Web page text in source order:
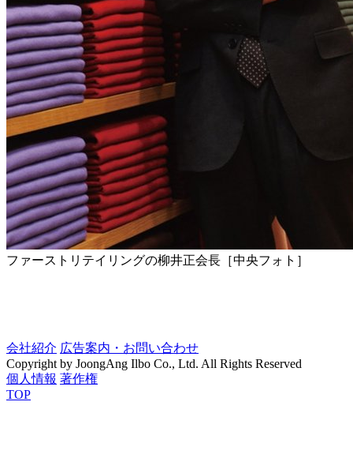
ファーストリテイリングの柳井正会長［中央フォト］
会社紹介 広告案内・お問い合わせ
Copyright by JoongAng Ilbo Co., Ltd. All Rights Reserved
個人情報 著作権
TOP